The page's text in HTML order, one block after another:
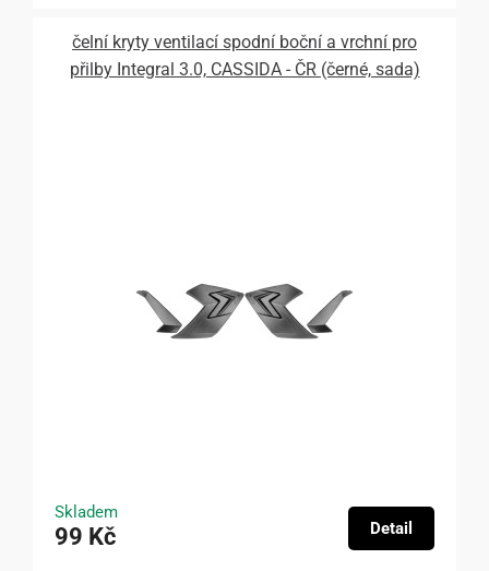
čelní kryty ventilací spodní boční a vrchní pro
přilby Integral 3.0, CASSIDA - ČR (černé, sada)
Skladem
99 Kč Detail